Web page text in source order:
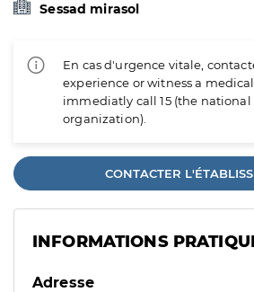
Sessad mirasol
En cas d'urgence vitale,
experience or witness a
immediatly call 15 (the
organization).
CONTACTER
INFORMATIONS
Adresse